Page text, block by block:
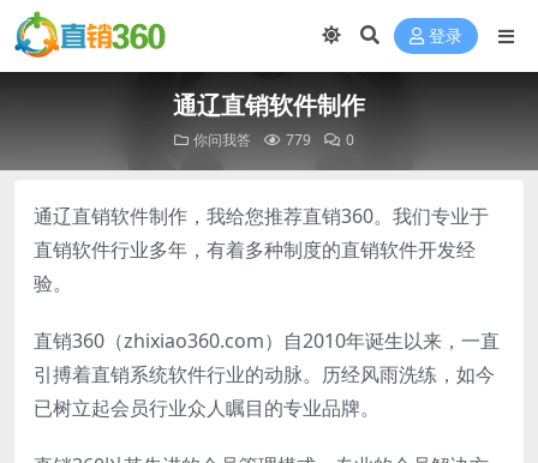
登录
通辽直销软件制作
你问我答 779 0
通辽直销软件制作，我给您推荐直销360。我们专业于
直销软件行业多年，有着多种制度的直销软件开发经
验。
直销360（zhixiao360.com）自2010年诞生以来，一直
引搏着直销系统软件行业的动脉。历经风雨洗练，如今
已树立起会员行业众人瞩目的专业品牌。